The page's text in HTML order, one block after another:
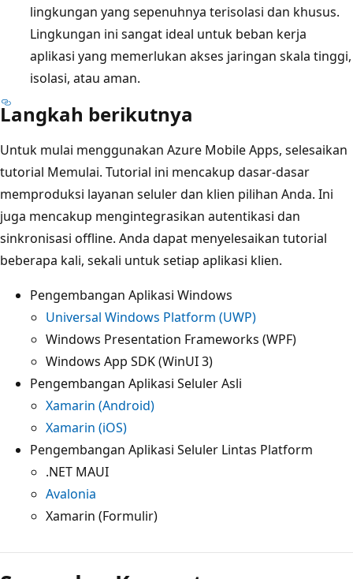
lingkungan yang sepenuhnya terisolasi dan khusus.
Lingkungan ini sangat ideal untuk beban kerja
aplikasi yang memerlukan akses jaringan skala tinggi,
isolasi, atau aman.
Langkah berikutnya
Untuk mulai menggunakan Azure Mobile Apps, selesaikan
tutorial Memulai. Tutorial ini mencakup dasar-dasar
memproduksi layanan seluler dan klien pilihan Anda. Ini
juga mencakup mengintegrasikan autentikasi dan
sinkronisasi offline. Anda dapat menyelesaikan tutorial
beberapa kali, sekali untuk setiap aplikasi klien.
Pengembangan Aplikasi Windows
Universal Windows Platform (UWP)
Windows Presentation Frameworks (WPF)
Windows App SDK (WinUI 3)
Pengembangan Aplikasi Seluler Asli
Xamarin (Android)
Xamarin (iOS)
Pengembangan Aplikasi Seluler Lintas Platform
.NET MAUI
Avalonia
Xamarin (Formulir)